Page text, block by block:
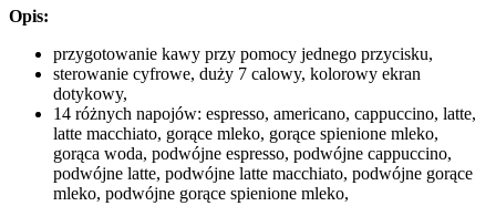
Opis:
przygotowanie kawy przy pomocy jednego przycisku,
sterowanie cyfrowe, duży 7 calowy, kolorowy ekran
dotykowy,
14 różnych napojów: espresso, americano, cappuccino, latte,
latte macchiato, gorące mleko, gorące spienione mleko,
gorąca woda, podwójne espresso, podwójne cappuccino,
podwójne latte, podwójne latte macchiato, podwójne gorące
mleko, podwójne gorące spienione mleko,